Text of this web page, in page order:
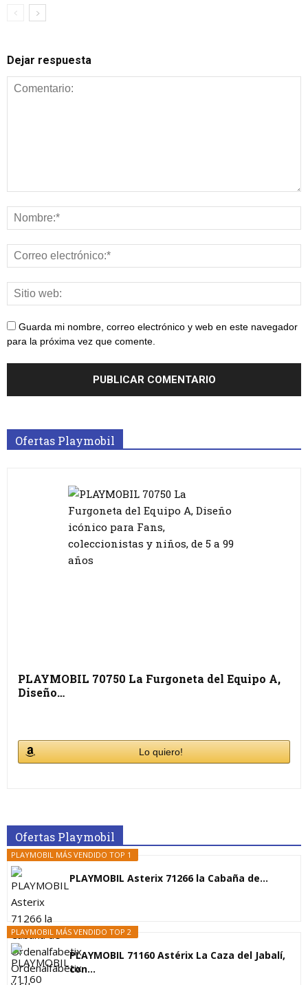
Dejar respuesta
Guarda mi nombre, correo electrónico y web en este navegador
para la próxima vez que comente.
Ofertas Playmobil
PLAYMOBIL 70750 La Furgoneta del Equipo A,
Diseño…
Lo quiero!
Ofertas Playmobil
PLAYMOBIL MÁS VENDIDO TOP 1
PLAYMOBIL Asterix 71266 la Cabaña de...
PLAYMOBIL MÁS VENDIDO TOP 2
PLAYMOBIL 71160 Astérix La Caza del Jabalí,
con...